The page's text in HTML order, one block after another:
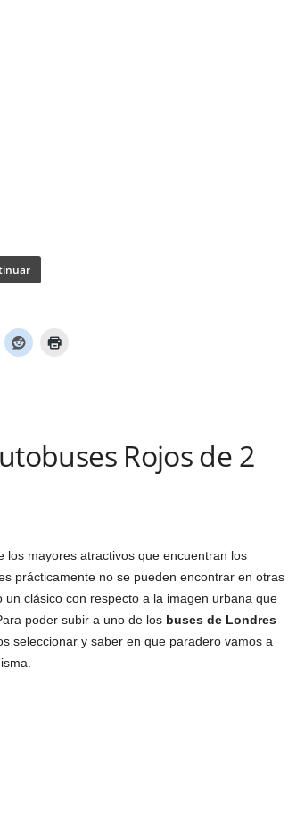
Rojos de 2
los mayores atractivos que encuentran los
prácticamente no se pueden encontrar en otras
clásico con respecto a la imagen urbana que
poder subir a uno de los buses de Londres
seleccionar y saber en que paradero vamos a